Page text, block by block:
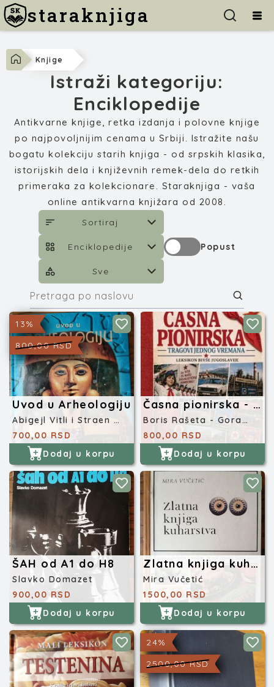
staraknjiga
Knjige
Istraži kategoriju:
Enciklopedije
Antikvarne knjige, retka izdanja i polovne knjige
po najpovoljnijim cenama u Srbiji. Istražite našu
bogatu kolekciju starih knjiga - od srpskih klasika,
istorijskih dela i književnih remek-dela do retkih
primeraka za kolekcionare. Staraknjiga - vaša
online antikvarna knjižara od 2008.
Sortiraj
Enciklopedije
Sve
Popust
13%
800,00 RSD
Uvod u Arheologiju
Abigejl Vitli i Straen Rid
700,00 RSD
Dodaj u korpu
Časna pionirska - Leksikon bivše Jugoslavije
Boris Rašeta - Goran Gavranović
800,00 RSD
Dodaj u korpu
ŠAH od A1 do H8
Slavko Domazet
900,00 RSD
Dodaj u korpu
Zlatna knjiga kuharstva
Mira Vučetić
1500,00 RSD
Dodaj u korpu
24%
2500,00 RSD